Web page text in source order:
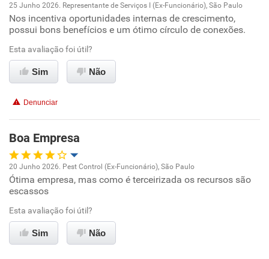
Oportunidade de promoção
Ambiente de trabalho
Conciliação com a vida familiar
Recomenda esta empresa
25 Junho 2026. Representante de Serviços I (Ex-Funcionário), São Paulo
Nos incentiva oportunidades internas de crescimento,
possui bons benefícios e um ótimo círculo de conexões.
Esta avaliação foi útil?
Sim Não
Denunciar
Boa Empresa
Oportunidade de promoção
Ambiente de trabalho
Conciliação com a vida familiar
20 Junho 2026. Pest Control (Ex-Funcionário), São Paulo
Ótima empresa, mas como é terceirizada os recursos são
escassos
Esta avaliação foi útil?
Sim Não